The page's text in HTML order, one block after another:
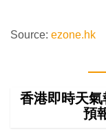
Source: ezone.hk
香港即時天
預